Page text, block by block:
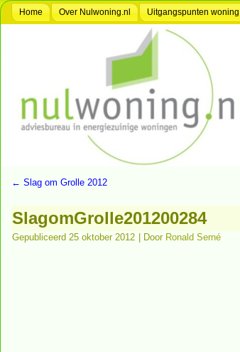
Home Over Nulwoning.nl Uitgangspunten woning
← Slag om Grolle 2012
SlagomGrolle201200284
Gepubliceerd 25 oktober 2012 Door Ronald Serné